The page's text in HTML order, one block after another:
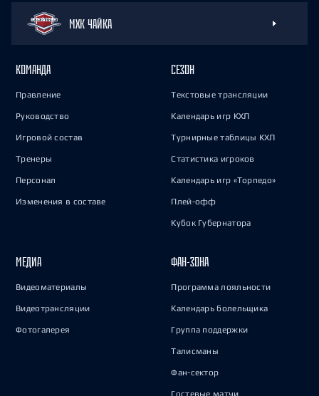
МХК ЧАЙКА
КОМАНДА
Правление
Руководство
Игровой состав
Тренеры
Персонал
Изменения в составе
СЕЗОН
Текстовые трансляции
Календарь игр КХЛ
Турнирные таблицы КХЛ
Статистика игроков
Календарь игр «Торпедо»
Плей-офф
Кубок Губернатора
МЕДИА
Видеоматериалы
Видеотрансляции
Фотогалерея
ФАН-ЗОНА
Программа лояльности
Календарь болельщика
Группа поддержки
Талисманы
Фан-сектор
Гостевые матчи